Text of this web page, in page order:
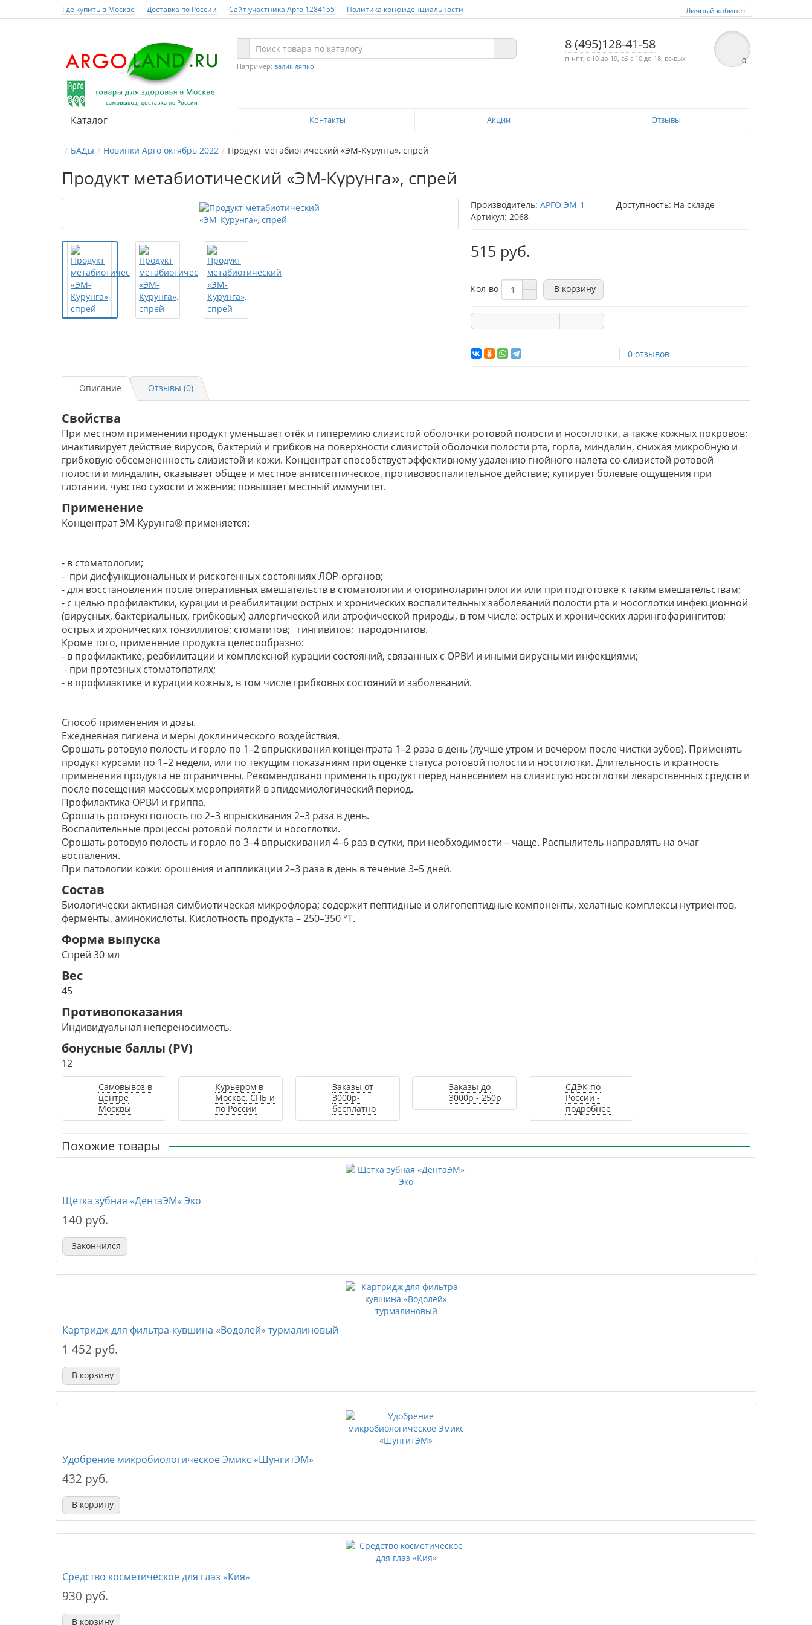
Личный кабинет
Где купить в Москве Доставка по России Сайт участника Арго 1284155 Политика конфиденциальности
8 (495)128-41-58
пн-пт, с 10 до 19, сб с 10 до 18, вс-вых 0
Например: валик ляпко
Контакты Акции Отзывы
Каталог
БАДы Новинки Арго октябрь 2022 Продукт метабиотический «ЭМ-Курунга», спрей
Продукт метабиотический «ЭМ-Курунга», спрей
Производитель: АРГО ЭМ-1
Доступность: На складе
Артикул: 2068
515 руб.
Кол-во В корзину
0 отзывов
Описание Отзывы (0)
Свойства
При местном применении продукт уменьшает отёк и гиперемию слизистой оболочки ротовой полости и носоглотки, а также кожных покровов;
инактивирует действие вирусов, бактерий и грибков на поверхности слизистой оболочки полости рта, горла, миндалин, снижая микробную и
грибковую обсемененность слизистой и кожи. Концентрат способствует эффективному удалению гнойного налета со слизистой ротовой
полости и миндалин, оказывает общее и местное антисептическое, противовоспалительное действие; купирует болевые ощущения при
глотании, чувство сухости и жжения; повышает местный иммунитет.
Применение
Концентрат ЭМ-Курунга® применяется:
- в стоматологии;
- при дисфункциональных и рискогенных состояниях ЛОР-органов;
- для восстановления после оперативных вмешательств в стоматологии и оториноларингологии или при подготовке к таким вмешательствам;
- с целью профилактики, курации и реабилитации острых и хронических воспалительных заболеваний полости рта и носоглотки инфекционной
(вирусных, бактериальных, грибковых) аллергической или атрофической природы, в том числе: острых и хронических ларингофарингитов;
острых и хронических тонзиллитов; стоматитов; гингивитов; пародонтитов.
Кроме того, применение продукта целесообразно:
- в профилактике, реабилитации и комплексной курации состояний, связанных с ОРВИ и иными вирусными инфекциями;
- при протезных стоматопатиях;
- в профилактике и курации кожных, в том числе грибковых состояний и заболеваний.
Способ применения и дозы.
Ежедневная гигиена и меры доклинического воздействия.
Орошать ротовую полость и горло по 1–2 впрыскивания концентрата 1–2 раза в день (лучше утром и вечером после чистки зубов). Применять
продукт курсами по 1–2 недели, или по текущим показаниям при оценке статуса ротовой полости и носоглотки. Длительность и кратность
применения продукта не ограничены. Рекомендовано применять продукт перед нанесением на слизистую носоглотки лекарственных средств и
после посещения массовых мероприятий в эпидемиологический период.
Профилактика ОРВИ и гриппа.
Орошать ротовую полость по 2–3 впрыскивания 2–3 раза в день.
Воспалительные процессы ротовой полости и носоглотки.
Орошать ротовую полость и горло по 3–4 впрыскивания 4–6 раз в сутки, при необходимости – чаще. Распылитель направлять на очаг
воспаления.
При патологии кожи: орошения и аппликации 2–3 раза в день в течение 3–5 дней.
Состав
Биологически активная симбиотическая микрофлора; содержит пептидные и олигопептидные компоненты, хелатные комплексы нутриентов,
ферменты, аминокислоты. Кислотность продукта – 250–350 °Т.
Форма выпуска
Спрей 30 мл
Вес
45
Противопоказания
Индивидуальная непереносимость.
бонусные баллы (PV)
12
Самовывоз в
центре
Москвы
Курьером в
Москве, СПБ и
по России
Заказы от
3000р-
бесплатно
Заказы до
3000р - 250р
СДЭК по
России -
подробнее
Похожие товары
Щетка зубная «ДентаЭМ» Эко
140 руб.
Закончился
Картридж для фильтра-кувшина «Водолей» турмалиновый
1 452 руб.
В корзину
Удобрение микробиологическое Эмикс «ШунгитЭМ»
432 руб.
В корзину
Средство косметическое для глаз «Кия»
930 руб.
В корзину